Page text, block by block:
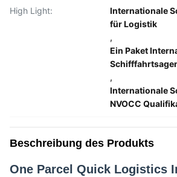
High Light:
Internationale
für Logistik
,
Ein Paket
,
Internationale
NVOCC
Beschreibung des Produkts
One Parcel Quick Logistics